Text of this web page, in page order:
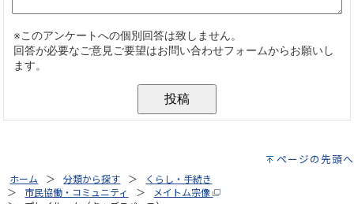
ページの先頭へ
ホーム 分類から探す
くらし・手続き
市民協働・コミュニティ
メイトム宗像